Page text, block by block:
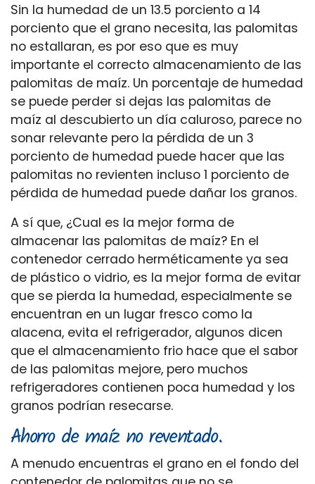
Sin la humedad de un 13.5 porciento a 14
porciento que el grano necesita, las palomitas
no estallaran, es por eso que es muy
importante el correcto almacenamiento de las
palomitas de maíz. Un porcentaje de humedad
se puede perder si dejas las palomitas de
maíz al descubierto un día caluroso, parece no
sonar relevante pero la pérdida de un 3
porciento de humedad puede hacer que las
palomitas no revienten incluso 1 porciento de
pérdida de humedad puede dañar los granos.
A sí que, ¿Cual es la mejor forma de
almacenar las palomitas de maíz? En el
contenedor cerrado herméticamente ya sea
de plástico o vidrio, es la mejor forma de evitar
que se pierda la humedad, especialmente se
encuentran en un lugar fresco como la
alacena, evita el refrigerador, algunos dicen
que el almacenamiento frio hace que el sabor
de las palomitas mejore, pero muchos
refrigeradores contienen poca humedad y los
granos podrían resecarse.
Ahorro de maíz no reventado.
A menudo encuentras el grano en el fondo del